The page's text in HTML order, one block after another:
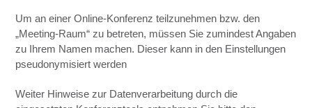
Um an einer Online-Konferenz teilzunehmen bzw. den
„Meeting-Raum“ zu betreten, müssen Sie zumindest Angaben
zu Ihrem Namen machen. Dieser kann in den Einstellungen
pseudonymisiert werden
Weiter Hinweise zur Datenverarbeitung durch die